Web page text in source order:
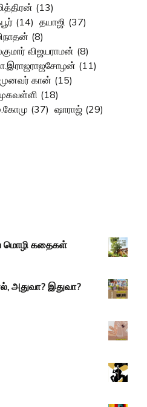
(13)
(14) தயாஜி (37)
(8)
விஜயராமன் (8)
(11)
முனவர் கான் (15)
(18)
(37) ஷாராஜ் (29)
மொழி கதைகள்
அதுவா? இதுவா?